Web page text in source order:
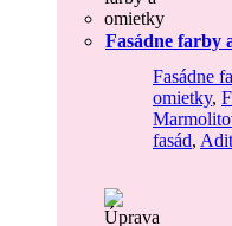
Fasádne farby
Fasádne
omietky,
fasád,